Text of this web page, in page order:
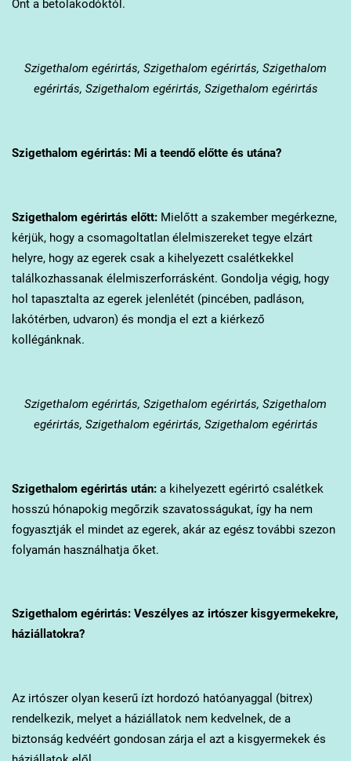
Önt a betolakodóktól.
Szigethalom egérirtás, Szigethalom egérirtás, Szigethalom
egérirtás, Szigethalom egérirtás, Szigethalom egérirtás
Szigethalomegérirtás: Mi a teendő előtte és utána?
Szigethalomegérirtás előtt:Mielőtt a szakember megérkezne,
kérjük, hogy a csomagoltatlan élelmiszereket tegye elzárt
helyre, hogy az egerek csak a kihelyezett csalétkekkel
találkozhassanak élelmiszerforrásként. Gondolja végig, hogy
hol tapasztalta az egerek jelenlétét (pincében, padláson,
lakótérben, udvaron) és mondja el ezt a kiérkező
kollégánknak.
Szigethalom egérirtás, Szigethalom egérirtás, Szigethalom
egérirtás, Szigethalom egérirtás, Szigethalom egérirtás
Szigethalomegérirtás után:a kihelyezett egérirtó csalétkek
hosszú hónapokig megőrzik szavatosságukat, így ha nem
fogyasztják el mindet az egerek, akár az egész további szezon
folyamán használhatja őket.
Szigethalomegérirtás: Veszélyes az irtószer kisgyermekekre,
háziállatokra?
Az irtószer olyan keserű ízt hordozó hatóanyaggal (bitrex)
rendelkezik, melyet a háziállatok nem kedvelnek, de a
biztonság kedvéért gondosan zárja el azt a kisgyermekek és